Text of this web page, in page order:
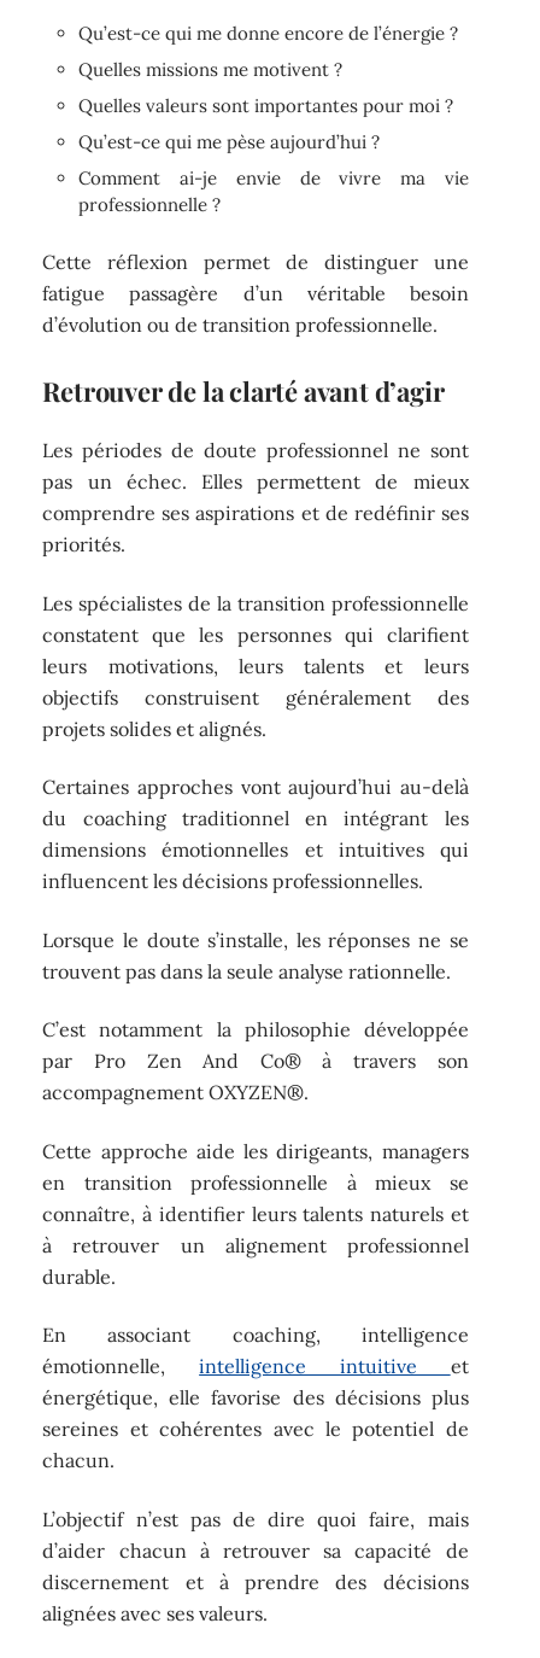
Qu’est-ce qui me donne encore de l’énergie ?
Quelles missions me motivent ?
Quelles valeurs sont importantes pour moi ?
Qu’est-ce qui me pèse aujourd’hui ?
Comment ai-je envie de vivre ma vie
professionnelle ?
Cette réflexion permet de distinguer une
fatigue passagère d’un véritable besoin
d’évolution ou de transition professionnelle.
Retrouver de la clarté avant d’agir
Les périodes de doute professionnel ne sont
pas un échec. Elles permettent de mieux
comprendre ses aspirations et de redéfinir ses
priorités.
Les spécialistes de la transition professionnelle
constatent que les personnes qui clarifient
leurs motivations, leurs talents et leurs
objectifs construisent généralement des
projets solides et alignés.
Certaines approches vont aujourd’hui au-delà
du coaching traditionnel en intégrant les
dimensions émotionnelles et intuitives qui
influencent les décisions professionnelles.
Lorsque le doute s’installe, les réponses ne se
trouvent pas dans la seule analyse rationnelle.
C’est notamment la philosophie développée
par Pro Zen And Co® à travers son
accompagnement OXYZEN®.
Cette approche aide les dirigeants, managers
en transition professionnelle à mieux se
connaître, à identifier leurs talents naturels et
à retrouver un alignement professionnel
durable.
En associant coaching, intelligence
émotionnelle,intelligence intuitive et
énergétique, elle favorise des décisions plus
sereines et cohérentes avec le potentiel de
chacun.
L’objectif n’est pas de dire quoi faire, mais
d’aider chacun à retrouver sa capacité de
discernement et à prendre des décisions
alignées avec ses valeurs.